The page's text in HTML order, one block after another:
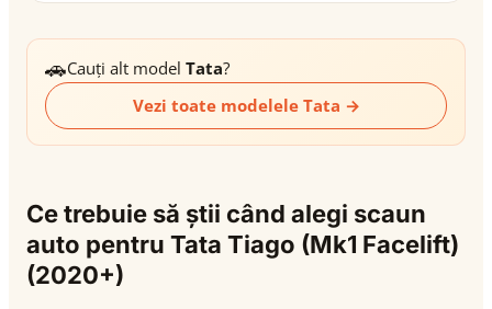
🚗Cauți alt model Tata?
Vezi toate modelele Tata →
Ce trebuie să știi când alegi scaun
auto pentru Tata Tiago (Mk1 Facelift)
(2020+)